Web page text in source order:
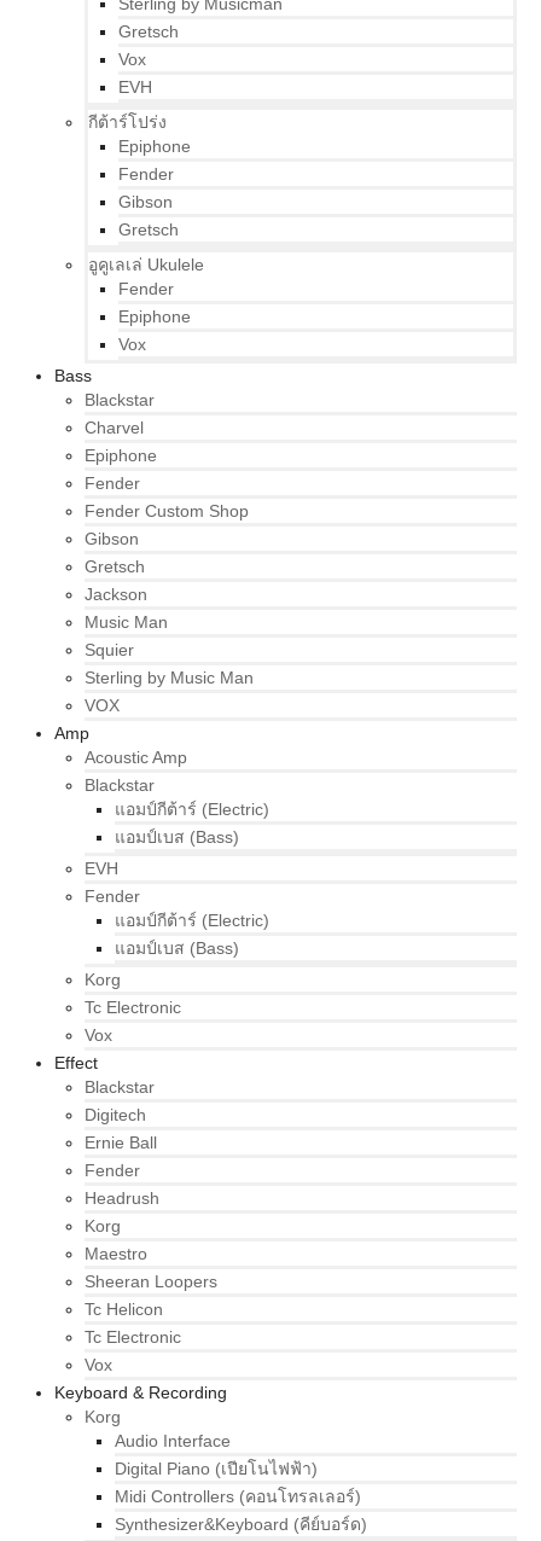
Gretsch
Vox
EVH
กีต้าร์โปร่ง
Epiphone
Fender
Gibson
Gretsch
อูคูเลเล่ Ukulele
Fender
Epiphone
Vox
Bass
Blackstar
Charvel
Epiphone
Fender
Fender Custom Shop
Gibson
Gretsch
Jackson
Music Man
Squier
Sterling by Music Man
VOX
Amp
Acoustic Amp
Blackstar
แอมป์กีต้าร์ (Electric)
แอมป์เบส (Bass)
EVH
Fender
แอมป์กีต้าร์ (Electric)
แอมป์เบส (Bass)
Korg
Tc Electronic
Vox
Effect
Blackstar
Digitech
Ernie Ball
Fender
Headrush
Korg
Maestro
Sheeran Loopers
Tc Helicon
Tc Electronic
Vox
Keyboard & Recording
Korg
Audio Interface
Digital Piano (เปียโนไฟฟ้า)
Midi Controllers (คอนโทรลเลอร์)
Synthesizer&Keyboard (คีย์บอร์ด)